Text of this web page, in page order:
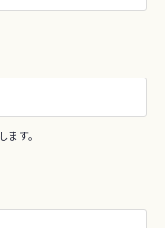
す。